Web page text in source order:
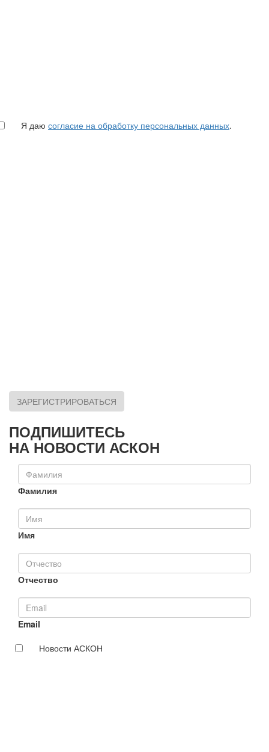
Я даю согласие на обработку персональных данных.
ЗАРЕГИСТРИРОВАТЬСЯ
ПОДПИШИТЕСЬ
НА НОВОСТИ АСКОН
Фамилия
Имя
Отчество
Email
Новости АСКОН